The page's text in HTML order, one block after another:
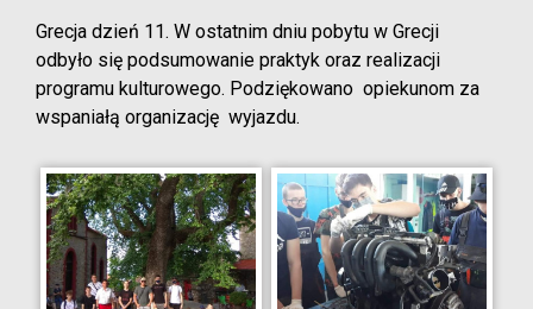
Grecja dzień 11. W ostatnim dniu pobytu w Grecji
odbyło się podsumowanie praktyk oraz realizacji
programu kulturowego. Podziękowano opiekunom za
wspaniałą organizację wyjazdu.